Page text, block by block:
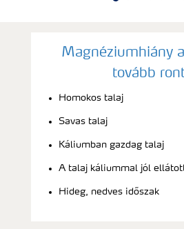
Magnéziumhiány
tovább
Homokos talaj
Savas talaj
Káliumban gazdag talaj
A talaj káliummal jól
Hideg, nedves időszak